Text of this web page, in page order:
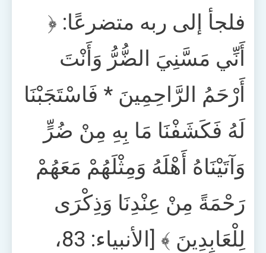
فلجأ إلى ربه متضرعًا: ﴿
أَنِّي مَسَّنِيَ الضُّرُّ وَأَنْتَ
أَرْحَمُ الرَّاحِمِينَ * فَاسْتَجَبْنَا
لَهُ فَكَشَفْنَا مَا بِهِ مِنْ ضُرٍّ
وَآتَيْنَاهُ أَهْلَهُ وَمِثْلَهُمْ مَعَهُمْ
رَحْمَةً مِنْ عِنْدِنَا وَذِكْرَى
لِلْعَابِدِينَ ﴾ [الأنبياء: 83،